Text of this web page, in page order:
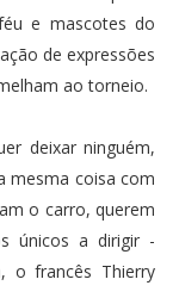
e mascotes do
de expressões
ao torneio.
deixar ninguém,
mesma coisa com
o carro, querem
únicos a dirigir -
o francês Thierry